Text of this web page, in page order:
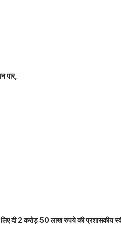
पार,
लिए दी 2 करोड़ 50 लाख रुपये की प्रशासकीय